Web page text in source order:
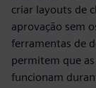
criar layouts de
aprovação sem
ferramentas de
permitem que
funcionam